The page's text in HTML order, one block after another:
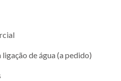
de água (a pedido)